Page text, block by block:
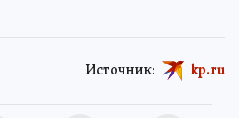
Источник: kp.ru